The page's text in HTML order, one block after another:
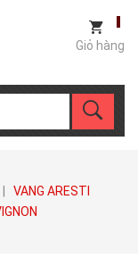
Giỏ hàng
VANG ARESTI